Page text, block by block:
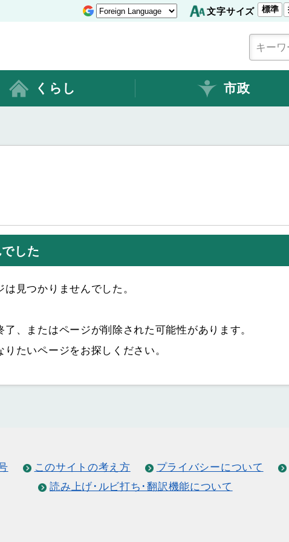
文字サイズ 標準
くらし 市政
した
見つかりませんでした。
、またはページが削除された可能性があります。
たいページをお探しください。
このサイトの考え方 プライバシーについて
読み上げ･ルビ打ち･翻訳機能について